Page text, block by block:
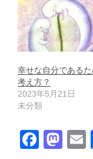
幸せな自分である
考え方？
2023年5月21日
未分類
F
M